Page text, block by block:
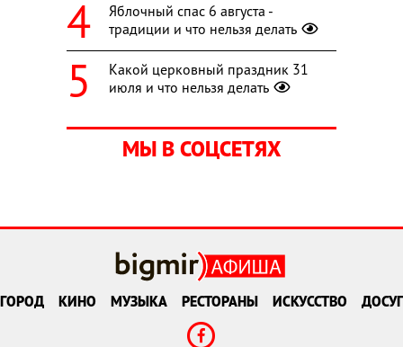
Яблочный спас 6 августа -
традиции и что нельзя делать
Какой церковный праздник 31
июля и что нельзя делать
МЫ В СОЦСЕТЯХ
ГОРОД КИНО МУЗЫКА РЕСТОРАНЫ ИСКУССТВО ДОСУГ